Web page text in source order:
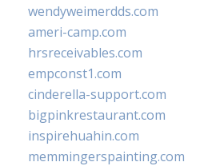
wendyweimerdds.com
ameri-camp.com
hrsreceivables.com
empconst1.com
cinderella-support.com
bigpinkrestaurant.com
inspirehuahin.com
memmingerspainting.com